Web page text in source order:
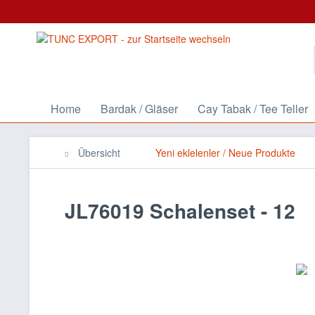
Home Bardak / Gläser Cay Tabak / Tee Teller
Übersicht Yeni eklelenler / Neue Produkte
JL76019 Schalenset - 12